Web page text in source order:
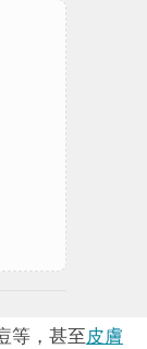
等，甚至皮膚